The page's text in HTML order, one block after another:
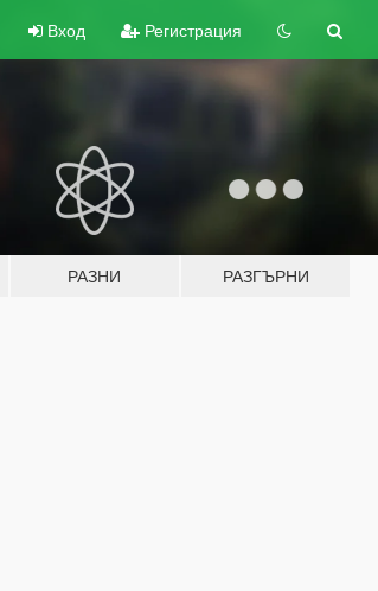
Вход Регистрация
РАЗНИ РАЗГЪРНИ